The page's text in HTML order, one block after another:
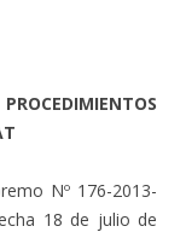
Nº 176-2013-
18 de julio de